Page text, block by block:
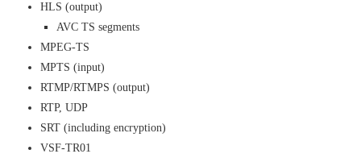
HLS (output)
AVC TS segments
MPEG-TS
MPTS (input)
RTMP/RTMPS (output)
RTP, UDP
SRT (including encryption)
VSF-TR01